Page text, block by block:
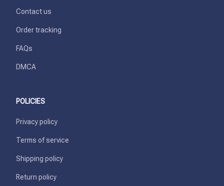
Contact us
Order tracking
FAQs
DMCA
POLICIES
Privacy policy
Terms of service
Shipping policy
Return policy